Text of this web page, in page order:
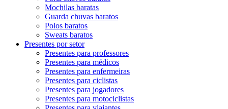
Mochilas baratas
Guarda chuvas baratos
Polos baratos
Sweats baratos
Presentes por setor
Presentes para professores
Presentes para médicos
Presentes para enfermeiras
Presentes para ciclistas
Presentes para jogadores
Presentes para motociclistas